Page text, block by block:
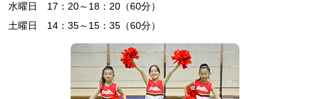
水曜日 17：20～18：20（60分）
土曜日 14：35～15：35（60分）